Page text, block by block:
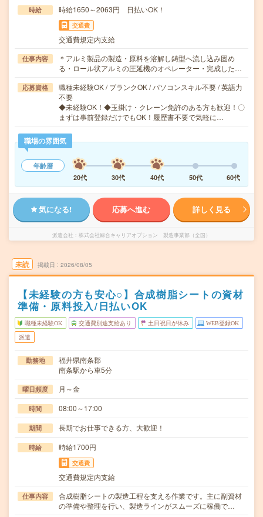
時給 時給1650～2063円 日払いOK！
交通費
交通費規定内支給
仕事内容
＊アルミ製品の製造・原料を溶解し鋳型へ流し込み固め
る・ロール状アルミの圧延機のオペレーター・完成した…
応募資格
職種未経験OK / ブランクOK / パソコンスキル不要 / 英語力
不要
◆未経験OK！◆玉掛け・クレーン免許のある方も歓迎！〇
まずは事前登録だけでもOK！履歴書不要で気軽に…
職場の雰囲気
年齢層
20代
30代 40代 50代 60代
気になる! 応募へ進む 詳しく見る
派遣会社 株式会社綜合キャリアオプション 製造事業部（全国）
未読 掲載日 2026/08/05
【未経験の方も安心○】合成樹脂シートの資材
準備・原料投入/日払いOK
職種未経験OK 交通費別途支給あり 土日祝日が休み WEB登録OK
派遣
勤務地
福井県南条郡
南条駅から車5分
曜日頻度 月～金
時間 08:00～17:00
期間 長期でお仕事できる方、大歓迎！
時給 時給1700円
交通費
交通費規定内支給
仕事内容
合成樹脂シートの製造工程を支える作業です。主に副資材
の準備や整理を行い、製造ラインがスムーズに稼働で…